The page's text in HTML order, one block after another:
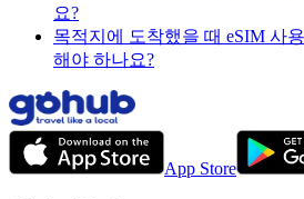
요?
목적지에 도착했을 때 eSIM 사
해야 하나요?
App Store